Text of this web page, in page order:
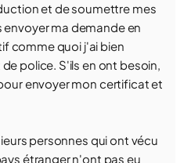
et de soumettre mes
ma demande en
comme quoi j'ai bien
police. S'ils en ont besoin,
envoyer mon certificat et
personnes qui ont vécu
étranger n'ont pas eu